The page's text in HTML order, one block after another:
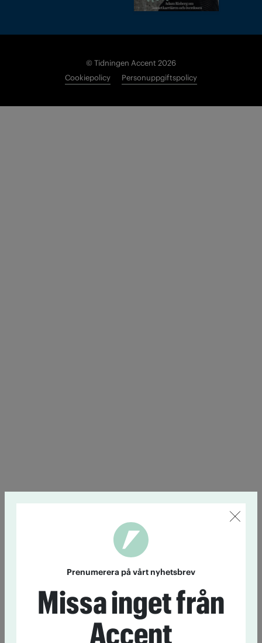
© Tidningen Accent 2026
Cookiepolicy
Personuppgiftspolicy
Prenumerera på vårt nyhetsbrev
Missa inget från
Accent